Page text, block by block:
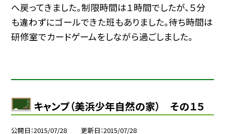
へ戻ってきました。制限時間は１時間でしたが、５分
も違わずにゴールできた班もありました。待ち時間は
研修室でカードゲームをしながら過ごしました。
キャンプ（美浜少年自然の家） その１５
公開日 2015/07/28 更新日 2015/07/28